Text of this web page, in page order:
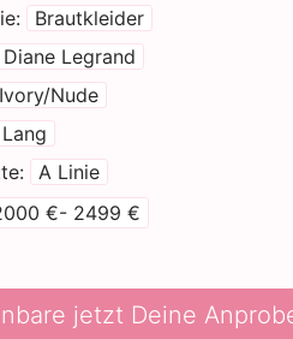
Brautkleider
Diane Legrand
Ivory/Nude
Lang
A Linie
€- 2499 €
jetzt Deine